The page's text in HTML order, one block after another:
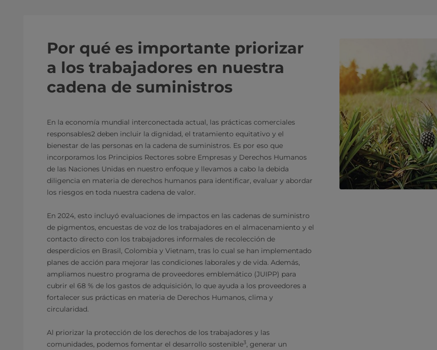
Por qué es importante priorizar
a los trabajadores en nuestra
cadena de suministros
En la economía mundial interconectada actual, las prácticas comerciales
responsables2 deben incluir la dignidad, el tratamiento equitativo y el
bienestar de las personas en la cadena de suministros. Es por eso que
incorporamos los Principios Rectores sobre Empresas y Derechos Humanos
de las Naciones Unidas en nuestro enfoque y llevamos a cabo la debida
diligencia en materia de derechos humanos para identificar, evaluar y abordar
los riesgos en toda nuestra cadena de valor.
En 2024, esto incluyó evaluaciones de impactos en las cadenas de suministro
de pigmentos, encuestas de voz de los trabajadores en el almacenamiento y el
contacto directo con los trabajadores informales de recolección de
desperdicios en Brasil, Colombia y Vietnam, tras lo cual se han implementado
planes de acción para mejorar las condiciones laborales y de vida. Además,
ampliamos nuestro programa de proveedores emblemático (JUIPP) para
cubrir el 68 % de los gastos de adquisición, lo que ayuda a los proveedores a
fortalecer sus prácticas en materia de Derechos Humanos, clima y
circularidad.
Al priorizar la protección de los derechos de los trabajadores y las
comunidades, podemos fomentar el desarrollo sostenible3, generar un